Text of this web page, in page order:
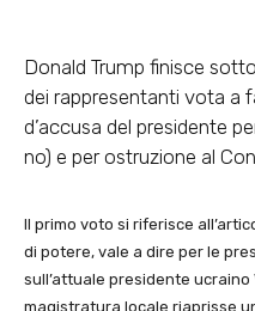
Donald Trump finisce sotto
dei rappresentanti vota a
d’accusa del presidente
no) e per ostruzione al
Il primo voto si riferisce
di potere, vale a dire per le
sull’attuale presidente
magistratura locale riaprisse